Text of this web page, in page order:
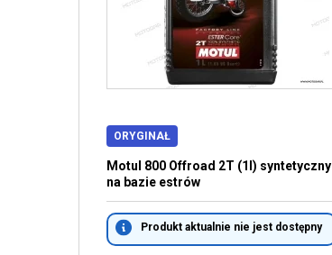
ORYGINAŁ
Motul 800 Offroad 2T (1l) syntetyczny
na bazie estrów
Produkt aktualnie nie jest dostępny